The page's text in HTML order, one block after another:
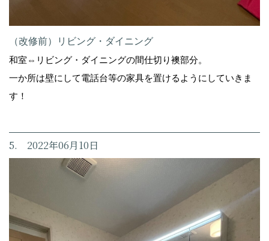
（改修前）リビング・ダイニング
和室⇔リビング・ダイニングの間仕切り襖部分。
一か所は壁にして電話台等の家具を置けるようにしていきま
す！
5. 2022年06月10日